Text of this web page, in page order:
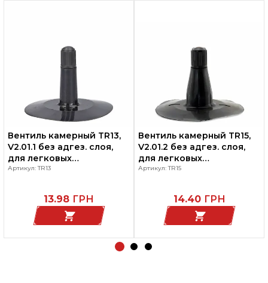
Вентиль камерный TR13,
V2.01.1 без адгез. слоя,
для легковых
автомобилей
Артикул: TR13
13.98 ГРН
Вентиль камерный TR15,
V2.01.2 без адгез. слоя,
для легковых
автомобилей
Артикул: TR15
14.40 ГРН